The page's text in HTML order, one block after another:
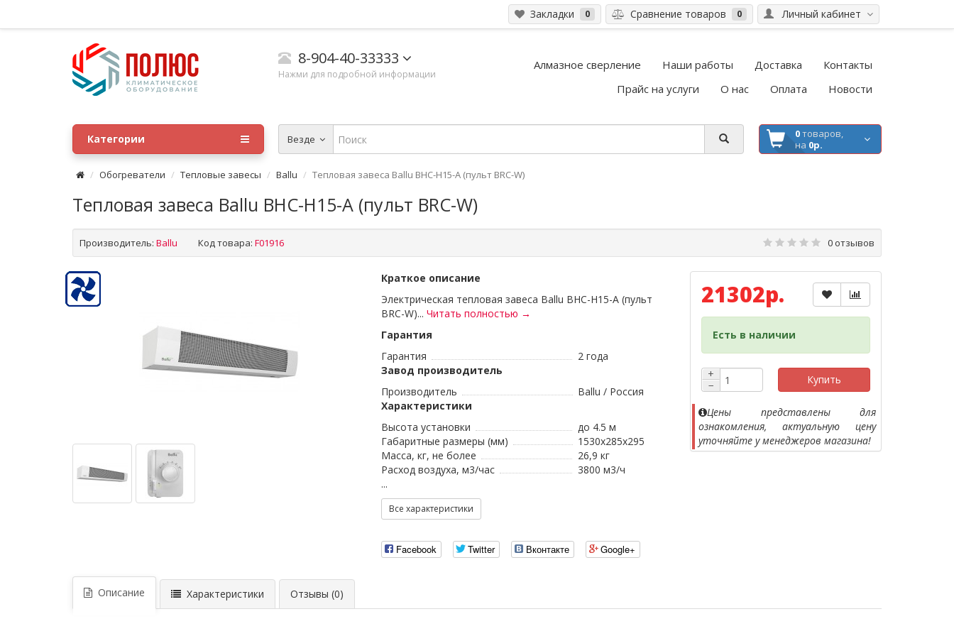
Личный кабинет
Закладки 0 Сравнение товаров 0
8-904-40-33333
Нажми для подробной информации
Алмазное сверление Наши работы Доставка
Контакты
Прайс на услуги
О нас Оплата Новости
Везде 0товаров,
на 0р.
Категории
Обогреватели Тепловые завесы Ballu Тепловая завеса Ballu BHC-H15-A (пульт BRC-W)
Тепловая завеса Ballu BHC-H15-A (пульт BRC-W)
Производитель: Ballu Код товара: F01916 0 отзывов
Краткое описание
Электрическая тепловая завеса Ballu BHC-H15-A (пульт
BRC-W)... Читать полностью →
Гарантия
Гарантия
2 года
Завод производитель
Производитель
Ballu / Россия
Характеристики
Высота установки
до 4.5 м
Габаритные размеры (мм)
1530х285х295
Масса, кг, не более
26,9 кг
Расход воздуха, м3/час
3800 м3/ч
...
Все характеристики
Facebook Twitter Вконтакте Google+
21302р.
Есть в наличии
+
−
Купить
Цены представлены для
ознакомления, актуальную цену
уточняйте у менеджеров магазина!
Описание Характеристики Отзывы (0)